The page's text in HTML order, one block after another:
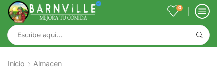
0
Inicio Almacen